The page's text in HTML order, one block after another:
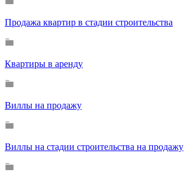
Продажа квартир в стадии строительства
Квартиры в аренду
Виллы на продажу
Виллы на стадии строительства на продажу